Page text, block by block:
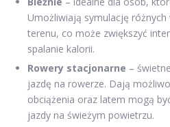
Umożliwiają symulację
terenu, co może zwiększyć
spalanie kalorii.
Rowery stacjonarne –
jazdę na rowerze. Dają
obciążenia oraz latem mogą
jazdy na świeżym powietrzu.